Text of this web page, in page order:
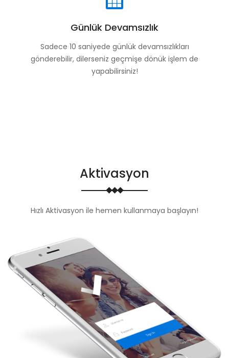
Günlük Devamsızlık
Sadece 10 saniyede günlük devamsızlıkları
gönderebilir, dilerseniz geçmişe dönük işlem de
yapabilirsiniz!
Aktivasyon
Hızlı Aktivasyon ile hemen kullanmaya başlayın!